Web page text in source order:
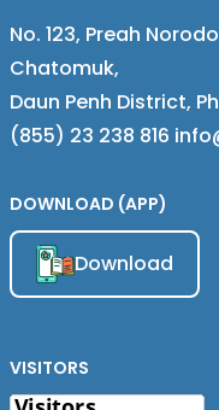
No. 123, Preah
Chatomuk,
Daun Penh District,
(855) 23 238 816
DOWNLOAD (APP)
Download
VISITORS